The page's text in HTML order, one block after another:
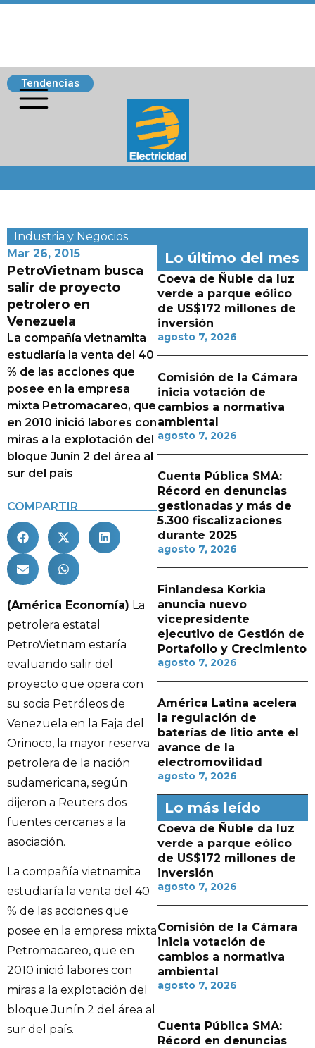
Tendencias
Industria y Negocios
Mar 26, 2015
PetroVietnam busca
salir de proyecto
petrolero en
Venezuela
La compañía vietnamita
estudiaría la venta del 40
% de las acciones que
posee en la empresa
mixta Petromacareo, que
en 2010 inició labores con
miras a la explotación del
bloque Junín 2 del área al
sur del país
COMPARTIR
(América Economía) La
petrolera estatal
PetroVietnam estaría
evaluando salir del
proyecto que opera con
su socia Petróleos de
Venezuela en la Faja del
Orinoco, la mayor reserva
petrolera de la nación
sudamericana, según
dijeron a Reuters dos
fuentes cercanas a la
asociación.
La compañía vietnamita
estudiaría la venta del 40
% de las acciones que
posee en la empresa mixta
Petromacareo, que en
2010 inició labores con
miras a la explotación del
bloque Junín 2 del área al
sur del país.
Lo último del mes
Coeva de Ñuble da luz
verde a parque eólico
de US$172 millones de
inversión
agosto 7, 2026
Comisión de la Cámara
inicia votación de
cambios a normativa
ambiental
agosto 7, 2026
Cuenta Pública SMA:
Récord en denuncias
gestionadas y más de
5.300 fiscalizaciones
durante 2025
agosto 7, 2026
Finlandesa Korkia
anuncia nuevo
vicepresidente
ejecutivo de Gestión de
Portafolio y Crecimiento
agosto 7, 2026
América Latina acelera
la regulación de
baterías de litio ante el
avance de la
electromovilidad
agosto 7, 2026
Lo más leído
Coeva de Ñuble da luz
verde a parque eólico
de US$172 millones de
inversión
agosto 7, 2026
Comisión de la Cámara
inicia votación de
cambios a normativa
ambiental
agosto 7, 2026
Cuenta Pública SMA:
Récord en denuncias